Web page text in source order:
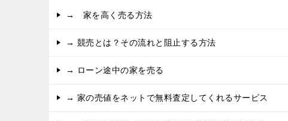
→ 家を高く売る方法
→ 競売とは？その流れと阻止する方法
→ ローン途中の家を売る
→ 家の売値をネットで無料査定してくれるサービス